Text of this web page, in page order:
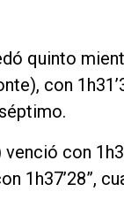
quinto
con
con
1h37’28”,